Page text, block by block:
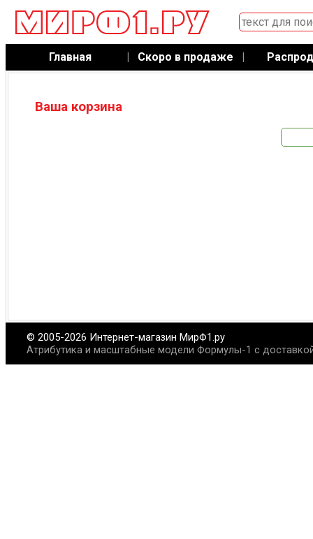
Главная | Скоро в продаже |
Ваша корзина
© 2005-2026 Интернет-магазин МирФ1.ру
Атрибутика и масштабные модели Формулы-1 с